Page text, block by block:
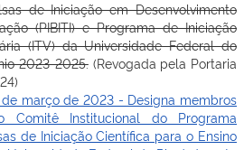
de Iniciação em Desenvolvimento
(PIBITI) e Programa de Iniciação
(ITV) da Universidade Federal do
2023-2025.(Revogada pela Portaria
de março de 2023 - Designa membros
Comitê Institucional do Programa
de Iniciação Científica para o Ensino